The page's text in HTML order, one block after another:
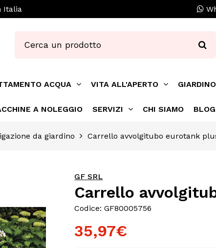
Italia
ACQUA VITA ALL'APERTO GIARDINO
A NOLEGGIO SERVIZI CHI SIAMO BLOG
da giardino Carrello avvolgitubo eurotank
GF SRL
Carrello
Codice: GF80005756
35,97€